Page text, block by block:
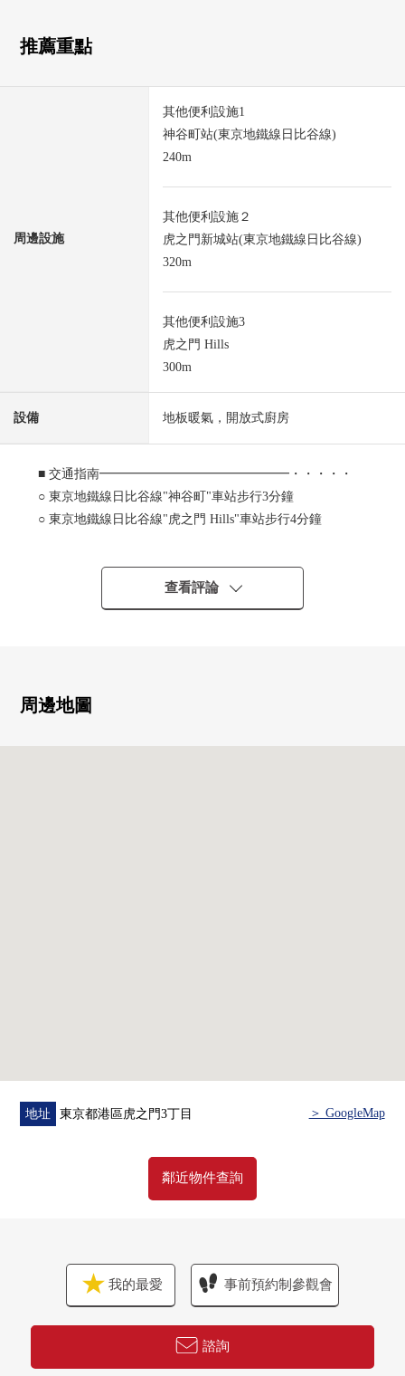
推薦重點
周邊設施
其他便利設施1
神谷町站(東京地鐵線日比谷線)
240m
其他便利設施２
虎之門新城站(東京地鐵線日比谷線)
320m
其他便利設施3
虎之門 Hills
300m
設備 地板暖氣，開放式廚房
■ 交通指南━━━━━━━━━━━━━━━・・・・・
○ 東京地鐵線日比谷線"神谷町"車站步行3分鐘
○ 東京地鐵線日比谷線"虎之門 Hills"車站步行4分鐘
○ 東京地鐵線銀座線"虎之門"車站步行10分鐘
■ 房間的特徴━━━━━━━━━━━━━━━・・・・・
○ 1982年築，10層樓5樓部分西北、西南、東南的3一方採光
○ 安心用防盜門完備便利
查看評論
周邊地圖
地址 東京都港區虎之門3丁目 ＞ GoogleMap
鄰近物件查詢
我的最愛 事前預約制參觀會
諮詢